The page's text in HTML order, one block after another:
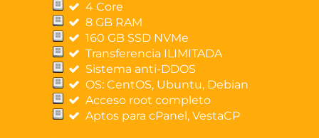
4 Core
8 GB RAM
160 GB SSD NVMe
Transferencia ILIMITADA
Sistema anti-DDOS
OS: CentOS, Ubuntu, Debian
Acceso root completo
Aptos para cPanel, VestaCP